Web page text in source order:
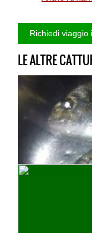
LE ALTRE